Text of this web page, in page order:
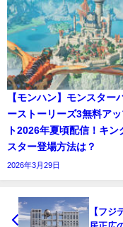
【モンハン】モンスター
ーストーリーズ3無料ア
ト2026年夏頃配信！キン
スター登場方法は？
2026年3月29日
【フジ